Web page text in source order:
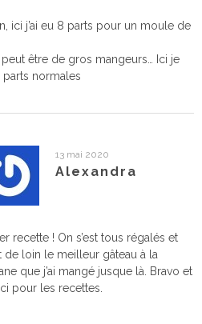
ici j’ai eu 8 parts pour un moule de
être de gros mangeurs… Ici je
normales
13 mai 2020
Alexandra
recette ! On s’est tous régalés et
de loin le meilleur gâteau à la
que j’ai mangé jusque là. Bravo et
pour les recettes.